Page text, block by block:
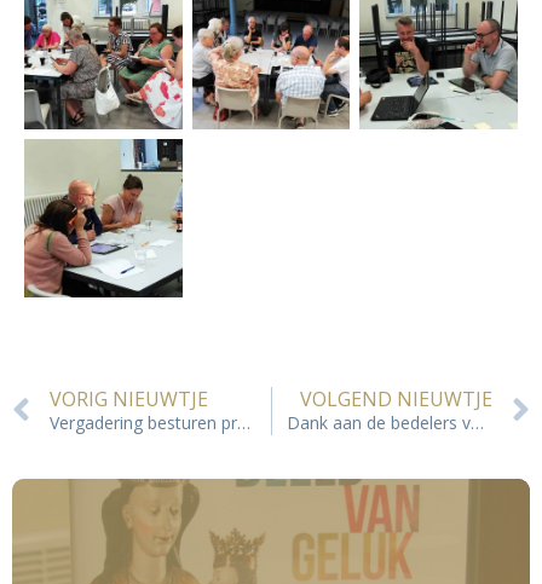
VORIG NIEUWTJE
Vergadering besturen processiegroepen 1 juni 2022
VOLGEND NIEUWTJE
Dank aan de bedelers van de Kroningsmagazines